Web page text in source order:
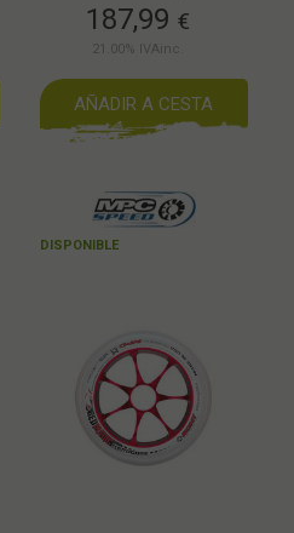
187,99 €
21.00% IVAinc.
AÑADIR A CESTA
DISPONIBLE